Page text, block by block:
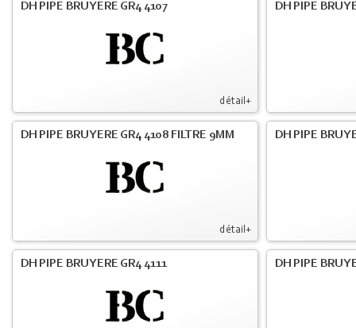
détail+
DH PIPE BRUYERE GR4 4107 DH PIPE
détail+
DH PIPE BRUYERE GR4 4108 FILTRE 9MM DH PIPE
DH PIPE BRUYERE GR4 4111 DH PIPE